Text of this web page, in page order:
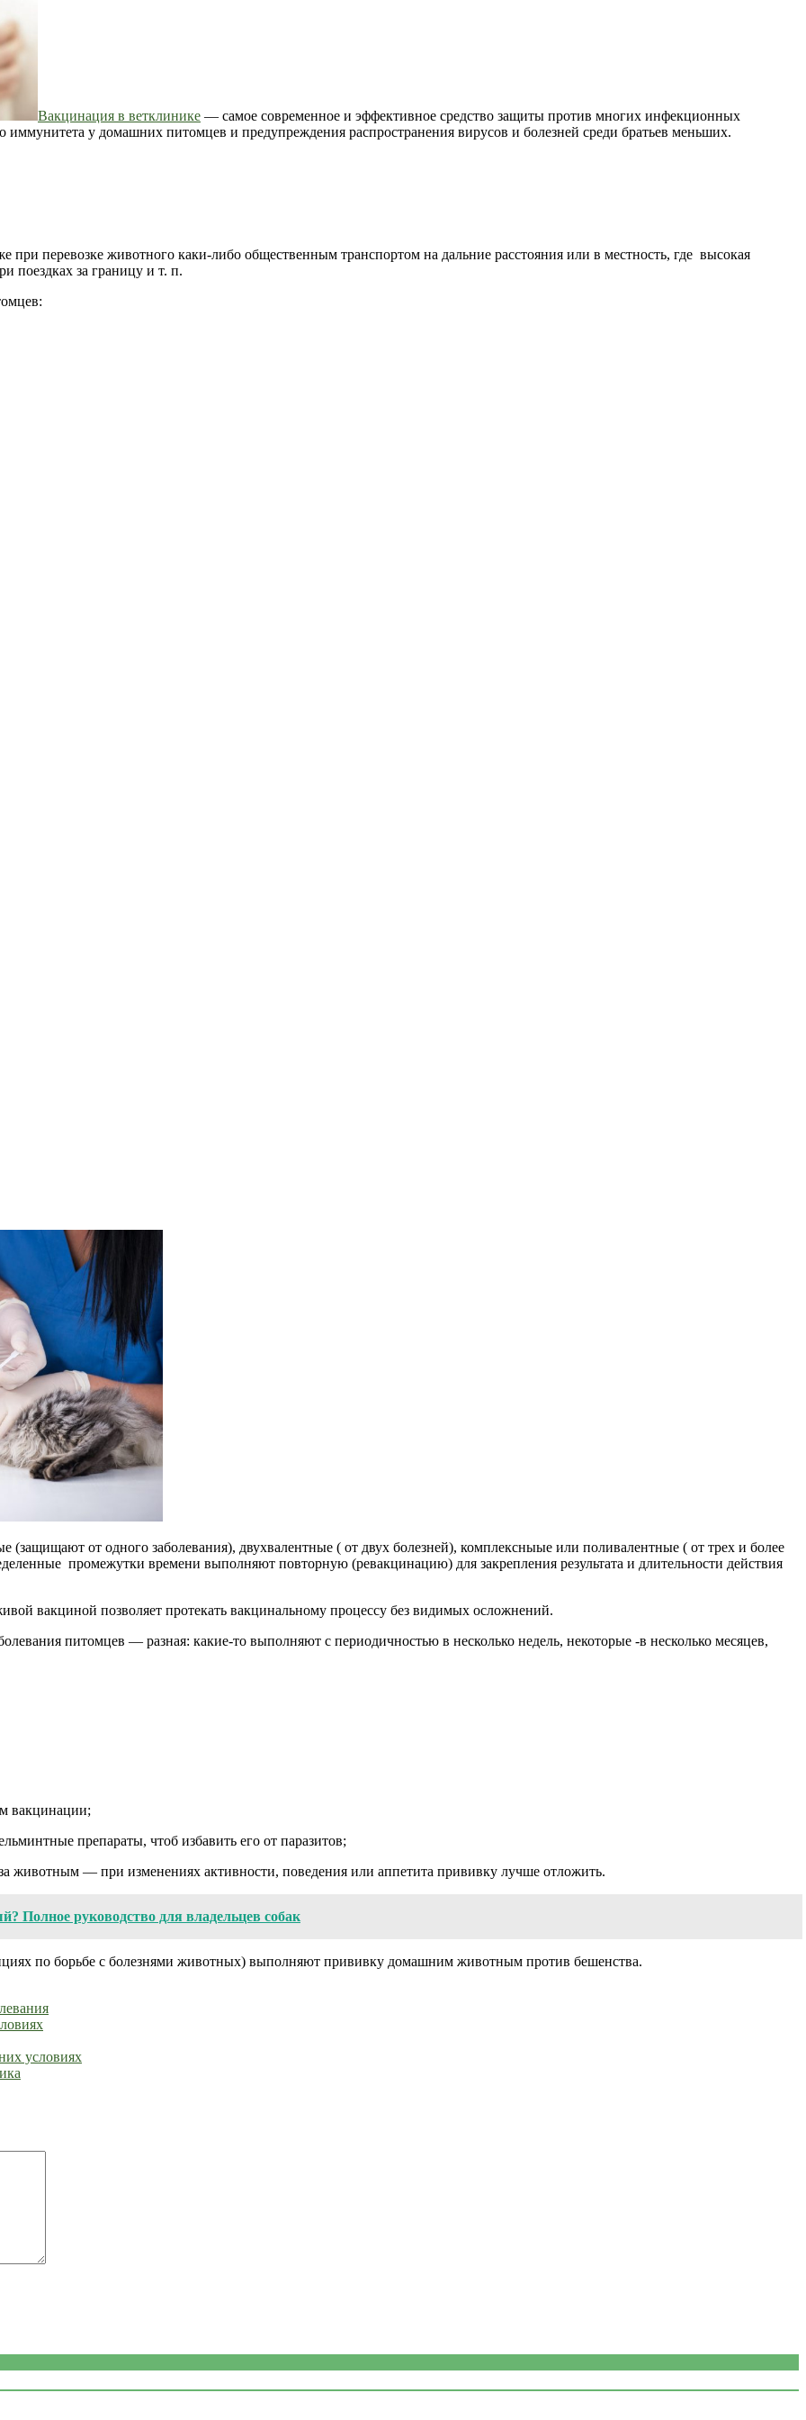
Вакцинация в ветклинике — самое современное и эффективное средство защиты против многих инфекционных
иммунитета у домашних питомцев и предупреждения распространения вирусов и болезней среди братьев меньших.
перевозке животного каки-либо общественным транспортом на дальние расстояния или в местность, где высокая
поездках за границу и т. п.
от одного заболевания), двухвалентные ( от двух болезней), комплексныые или поливалентные ( от трех и более
промежутки времени выполняют повторную (ревакцинацию) для закрепления результата и длительности действия
вакциной позволяет протекать вакцинальному процессу без видимых осложнений.
питомцев — разная: какие-то выполняют с периодичностью в несколько недель, некоторые -в несколько месяцев,
вакцинации;
препараты, чтоб избавить его от паразитов;
животным — при изменениях активности, поведения или аппетита прививку лучше отложить.
Полное руководство для владельцев собак
по борьбе с болезнями животных) выполняют прививку домашним животным против бешенства.
условиях